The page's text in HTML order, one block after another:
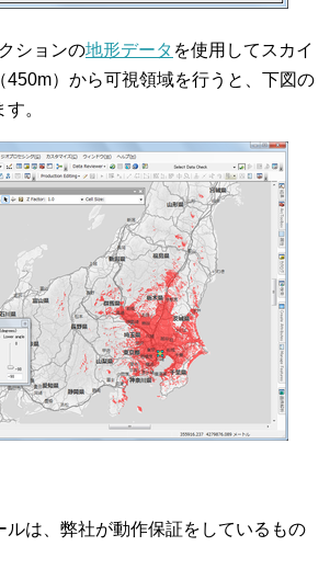
ションの地形データ を使用してスカイ
450m）から可視領域を行うと、下図の
。
ルは、弊社が動作保証をしているもの